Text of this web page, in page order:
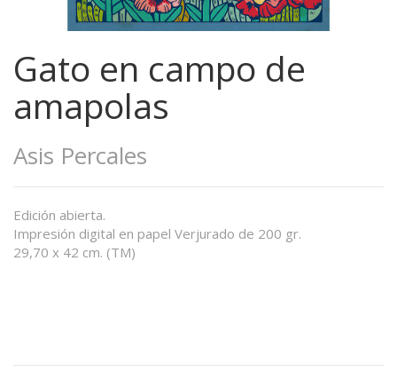
Gato en campo de
amapolas
Asis Percales
Edición abierta.
Impresión digital en papel Verjurado de 200 gr.
29,70 x 42 cm. (TM)